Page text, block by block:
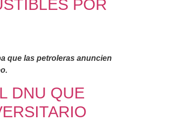
POR
que las petroleras anuncien
DNU QUE